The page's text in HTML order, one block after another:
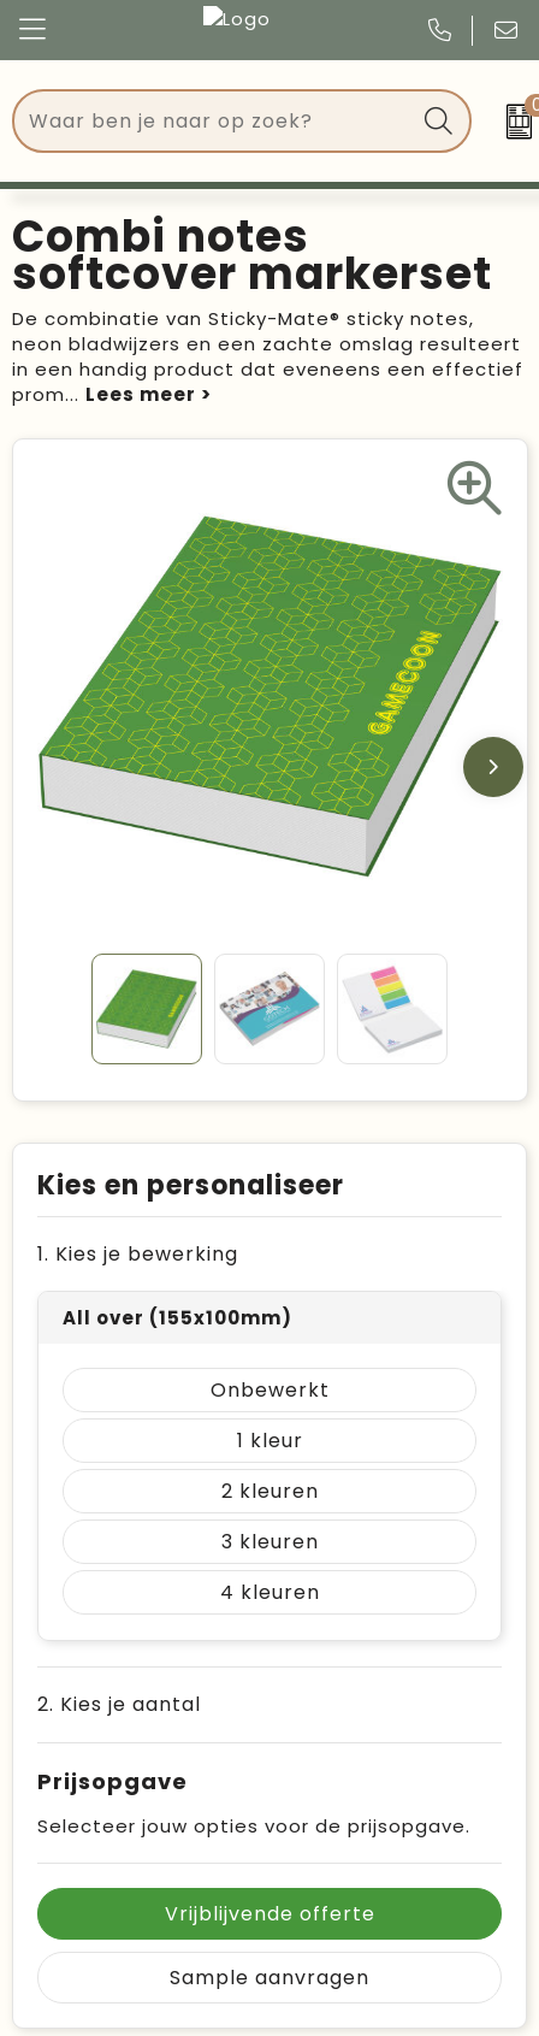
Tassen
Drinkwaren
Events
Give Aways
Schrijfwaren
Duurzame keuzes
Made in Europe
Recycled
Bestsellers
Congres
Events
Kerst
Verjaardagen
Voetbal, EK en WK
Combi notes
softcover markerset
De combinatie van Sticky-Mate® sticky notes,
neon bladwijzers en een zachte omslag resulteert
in een handig product dat eveneens een effectief
prom...
Kies en personaliseer
1. Kies je bewerking
All over (155x100mm)
Onbewerkt
1
2
3
4
2. Kies je aantal
Prijsopgave
Selecteer jouw opties voor de prijsopgave.
Vrijblijvende offerte
Sample aanvragen